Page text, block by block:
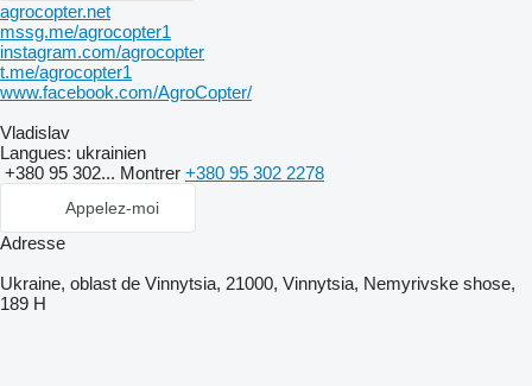
agrocopter.net
mssg.me/agrocopter1
instagram.com/agrocopter
t.me/agrocopter1
www.facebook.com/AgroCopter/
Vladislav
Langues: ukrainien
+380 95 302... Montrer +380 95 302 2278
Appelez-moi
Adresse
Ukraine, oblast de Vinnytsia, 21000, Vinnytsia, Nemyrivske shose,
189 H